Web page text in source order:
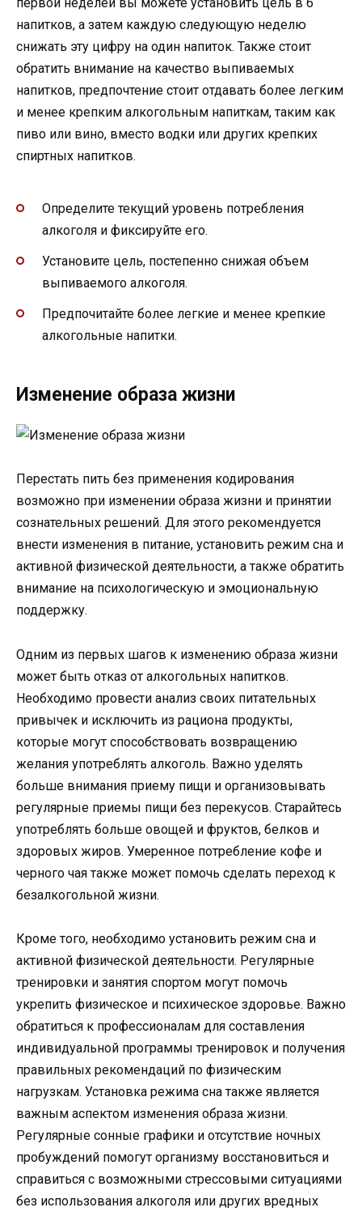
напитков, а затем каждую следующую неделю
снижать эту цифру на один напиток. Также стоит
обратить внимание на качество выпиваемых
напитков, предпочтение стоит отдавать более легким
и менее крепким алкогольным напиткам, таким как
пиво или вино, вместо водки или других крепких
спиртных напитков.
Определите текущий уровень потребления
алкоголя и фиксируйте его.
Установите цель, постепенно снижая объем
выпиваемого алкоголя.
Предпочитайте более легкие и менее крепкие
алкогольные напитки.
Изменение образа жизни
Перестать пить без применения кодирования
возможно при изменении образа жизни и принятии
сознательных решений. Для этого рекомендуется
внести изменения в питание, установить режим сна и
активной физической деятельности, а также обратить
внимание на психологическую и эмоциональную
поддержку.
Одним из первых шагов к изменению образа жизни
может быть отказ от алкогольных напитков.
Необходимо провести анализ своих питательных
привычек и исключить из рациона продукты,
которые могут способствовать возвращению
желания употреблять алкоголь. Важно уделять
больше внимания приему пищи и организовывать
регулярные приемы пищи без перекусов. Старайтесь
употреблять больше овощей и фруктов, белков и
здоровых жиров. Умеренное потребление кофе и
черного чая также может помочь сделать переход к
безалкогольной жизни.
Кроме того, необходимо установить режим сна и
активной физической деятельности. Регулярные
тренировки и занятия спортом могут помочь
укрепить физическое и психическое здоровье. Важно
обратиться к профессионалам для составления
индивидуальной программы тренировок и получения
правильных рекомендаций по физическим
нагрузкам. Установка режима сна также является
важным аспектом изменения образа жизни.
Регулярные сонные графики и отсутствие ночных
пробуждений помогут организму восстановиться и
справиться с возможными стрессовыми ситуациями
без использования алкоголя или других вредных